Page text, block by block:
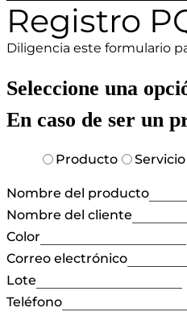
Registro
Diligencia este formulario
Seleccione una
En caso de ser un
Producto Servicio
Nombre del producto
Nombre del cliente
Color
Correo electrónico
Lote
Teléfono